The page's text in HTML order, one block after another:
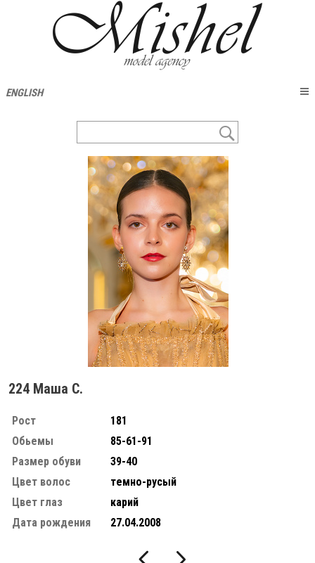
ENGLISH
224 Маша С.
Рост
181
Обьемы
85-61-91
Размер обуви
39-40
Цвет волос
темно-русый
Цвет глаз
карий
Дата рождения
27.04.2008